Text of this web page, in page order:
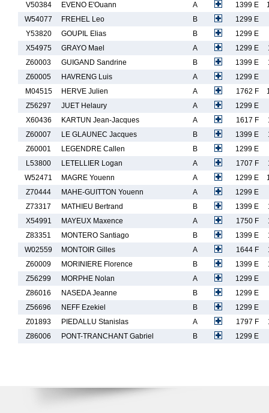
V50384
EVENO E'Ouann A 1399 E
W54077
FREHEL Leo B
1299 E
Y53820
GOUPIL Elias B
1299 E
X54975
GRAYO Mael A 1299 E
Z60003
GUIGAND Sandrine B 1399 E
Z60005
HAVRENG Luis A
1299 E
M04515
HERVE Julien A 1762 F
Z56297
JUET Helaury A
1299 E
X60436
KARTUN Jean-Jacques A 1617 F
Z60007
LE GLAUNEC Jacques B 1399 E
Z60001
LEGENDRE Callen B
1299 E
L53800
LETELLIER Logan A 1707 F
W52471
MAGRE Youenn A 1299 E
Z70444
MAHE-GUITTON Youenn A
1299 E
Z73317
MATHIEU Bertrand B 1399 E
X54991
MAYEUX Maxence A 1750 F
Z83351
MONTERO Santiago B 1399 E
W02559
MONTOIR Gilles A 1644 F
Z60009
MORINIERE Florence B 1399 E
Z56299
MORPHE Nolan A
1299 E
Z86016
NASEDA Jeanne B
1299 E
Z56696
NEFF Ezekiel B
1299 E
Z01893
PIEDALLU Stanislas A 1797 F
Z86006
PONT-TRANCHANT Gabriel B 1299 E